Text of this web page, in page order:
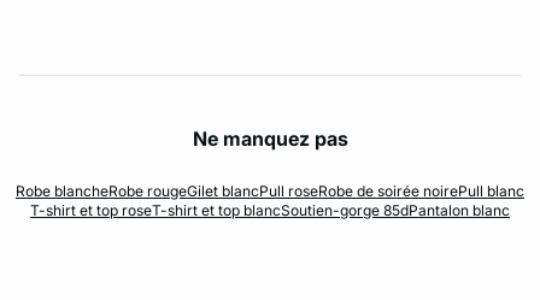
Ne manquez pas
Robe blancheRobe rougeGilet blancPull roseRobe de soirée noirePull blanc
T-shirt et top roseT-shirt et top blancSoutien-gorge 85dPantalon blanc